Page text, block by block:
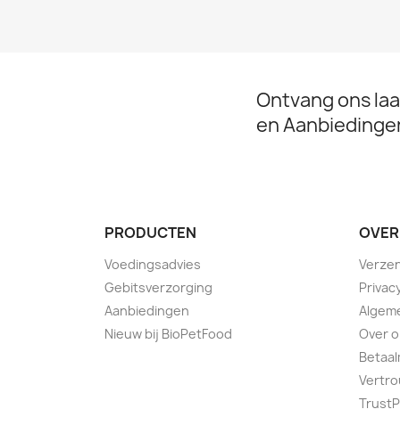
Ontvang ons
en
PRODUCTEN
Voedingsadvies
Gebitsverzorging
Aanbiedingen
Nieuw bij BioPetFood
Over